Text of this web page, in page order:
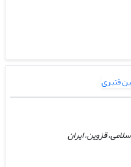
قزوین، ایران